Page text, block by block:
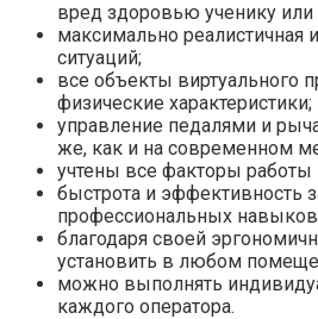
вред здоровью ученику или
максимально реалистичная
ситуаций;
все объекты виртуального
физические характеристики;
управление педалями и
же, как и на современном
учтены все факторы
быстрота и эффективность
профессиональных
благодаря своей
установить в любом
можно выполнять
каждого оператора.